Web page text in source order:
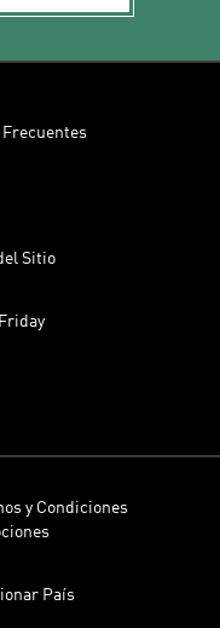
Frecuentes
Sitio
y Condiciones
País